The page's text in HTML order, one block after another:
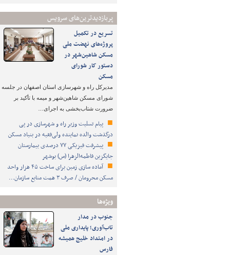
پربازدیدترین‌های سرویس
تسریع در تکمیل
پروژه‌های نهضت ملی
مسکن شاهین‌شهر در
دستور کار شورای
مسکن
مدیرکل راه و شهرسازی استان اصفهان در جلسه
شورای مسکن شاهین‌شهر و میمه با تأکید بر
ضرورت شتاب‌بخشی به اجرای…
پیام تسلیت وزیر راه و شهرسازی در پی
درگذشت والده نماینده ولی‌فقیه در بنیاد مسکن
پیشرفت فیزیکی ۷۷ درصدی بیمارستان
جایگزین فاطمه‌الزهرا (س) بوشهر
آماده سازی زمین برای ساخت ۴۵ هزار واحد
مسکن محرومان / صرف ۳ همت منابع سازمان…
ویژه‌ها
جنوب در مدار
تاب‌آوری؛ پایداری ملی
در امتداد خلیج همیشه
فارس